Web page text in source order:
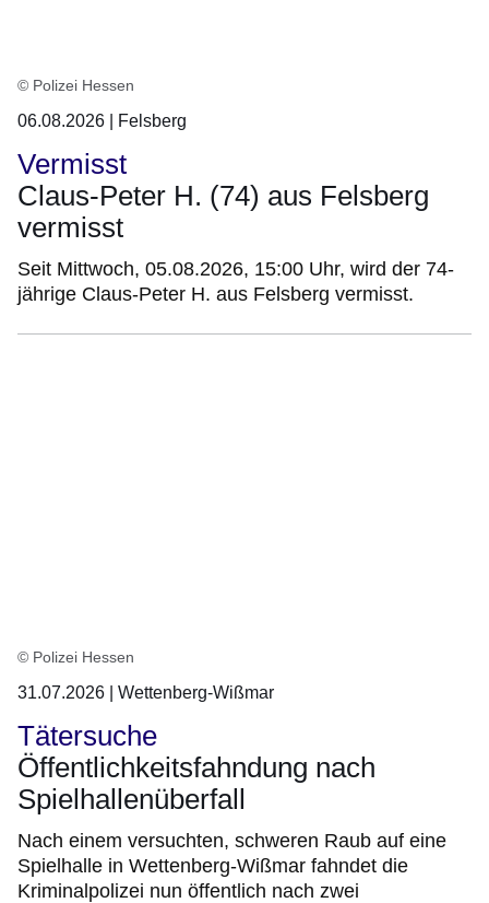
© Polizei Hessen
06.08.2026 | Felsberg
Vermisst
Claus-Peter H. (74) aus Felsberg
vermisst
Seit Mittwoch, 05.08.2026, 15:00 Uhr, wird der 74-
jährige Claus-Peter H. aus Felsberg vermisst.
© Polizei Hessen
31.07.2026 | Wettenberg-Wißmar
Tätersuche
Öffentlichkeitsfahndung nach
Spielhallenüberfall
Nach einem versuchten, schweren Raub auf eine
Spielhalle in Wettenberg-Wißmar fahndet die
Kriminalpolizei nun öffentlich nach zwei